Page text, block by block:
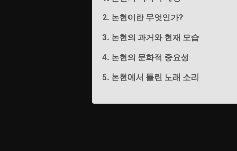
2. 논현이란 무엇인가?
3. 논현의 과거와 현재 모습
4. 논현의 문화적 중요성
5. 논현에서 들린 노래 소리